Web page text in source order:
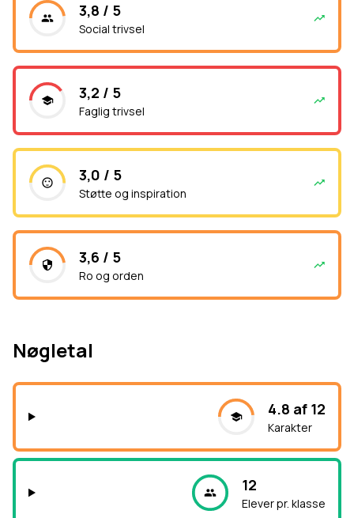
3,8 / 5
Social trivsel
3,2 / 5
Faglig trivsel
3,0 / 5
Støtte og inspiration
3,6 / 5
Ro og orden
Nøgletal
4.8 af 12
Karakter
12
Elever pr. klasse